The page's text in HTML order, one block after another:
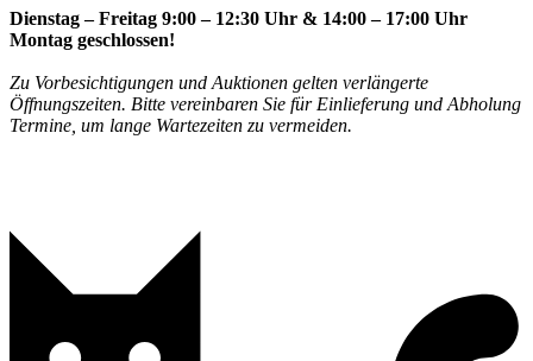
Dienstag – Freitag 9:00 – 12:30 Uhr & 14:00 – 17:00 Uhr
Montag geschlossen!
Zu Vorbesichtigungen und Auktionen gelten verlängerte
Öffnungszeiten. Bitte vereinbaren Sie für Einlieferung und Abholung
Termine, um lange Wartezeiten zu vermeiden.